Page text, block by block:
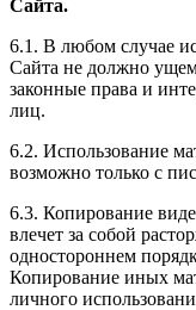
Сайта.
6.1. В любом случае
Сайта не должно
законные права и
лиц.
6.2. Использование
возможно только с
6.3. Копирование
влечет за собой
одностороннем
Копирование иных
личного